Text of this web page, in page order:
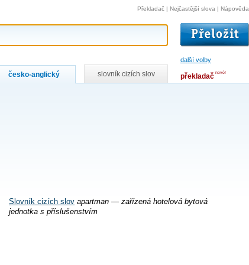
další volby
Překladač | Nejčastější slova | Nápověda
česko-anglický slovník cizích slov překladač nové!
Slovník cizích slov apartman — zařízená hotelová bytová
jednotka s příslušenstvím